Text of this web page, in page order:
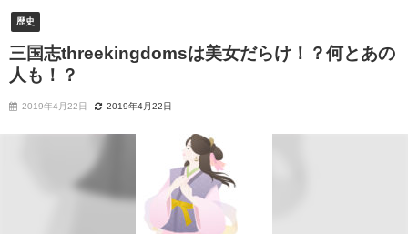
歴史
三国志threekingdomsは美女だらけ！？何とあの
人も！？
2019年4月22日 2019年4月22日